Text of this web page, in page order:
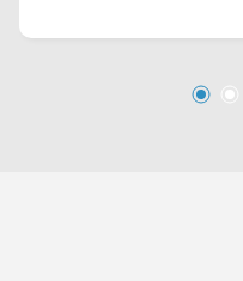
financiamento. *Aceita
Cibin, Rua São